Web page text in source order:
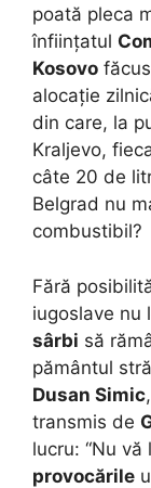
poată pleca
înființatul
Kosovo
alocație
din care, la
Kraljevo,
câte 20 de
Belgrad nu
combustibil?
Fără
iugoslave nu
sârbi să
pământul
Dusan Simic
transmis de
lucru: “Nu
provocările